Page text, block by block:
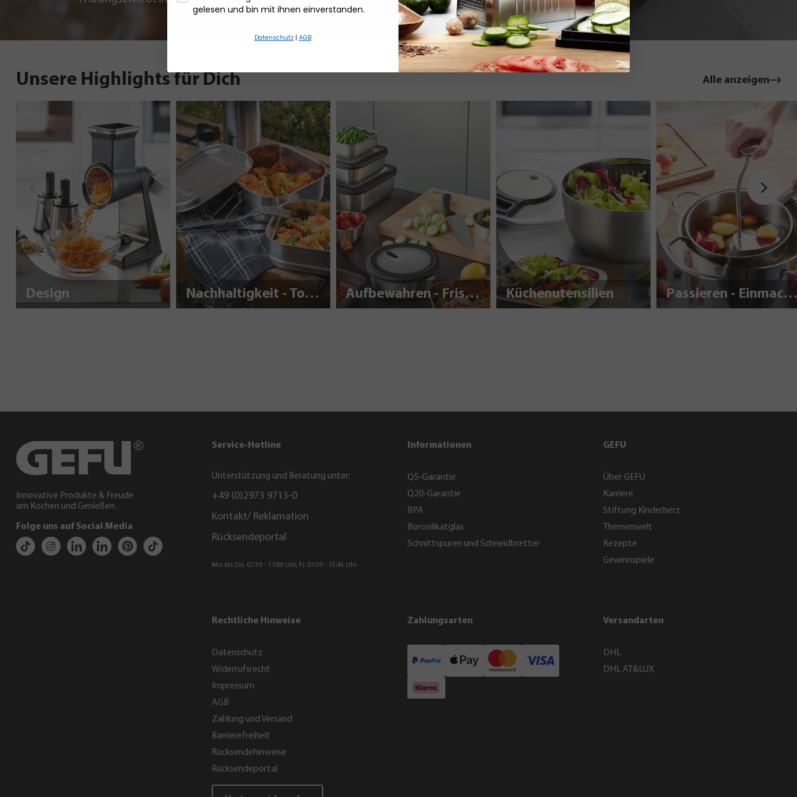
Schokoladencrumble
Unsere Highlights für Dich Alle anzeigen
Design Nachhaltigkeit - To Go Aufbewahren - Frisch halten Küchenutensilien Passieren - Einmachen
Innovative Produkte & Freude
am Kochen und Genießen.
Folge uns auf Social Media
Service-Hotline
Unterstützung und Beratung unter:
+49 (0)2973 9713-0
Kontakt/ Reklamation
Rücksendeportal
Mo. bis Do. 07:30 - 17:00 Uhr, Fr. 07:30 - 15:45 Uhr
Informationen
Q5-Garantie
Q20-Garantie
BPA
Borosilikatglas
Schnittspuren und Schneidbretter
GEFU
Über GEFU
Karriere
Stiftung Kinderherz
Themenwelt
Rezepte
Gewinnspiele
Rechtliche Hinweise
Datenschutz
Widerrufsrecht
Impressum
AGB
Zahlung und Versand
Barrierefreiheit
Rücksendehinweise
Rücksendeportal
Zahlungsarten Versandarten
DHL
DHL AT&LUX
gelesen und bin mit ihnen einverstanden.
Datenschutz | AGB